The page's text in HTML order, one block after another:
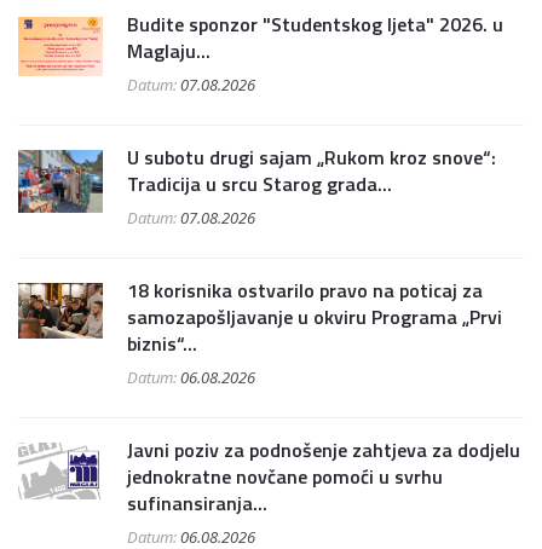
Budite sponzor "Studentskog ljeta" 2026. u
Maglaju...
Datum:07.08.2026
U subotu drugi sajam „Rukom kroz snove“:
Tradicija u srcu Starog grada...
Datum:07.08.2026
18 korisnika ostvarilo pravo na poticaj za
samozapošljavanje u okviru Programa „Prvi
biznis“...
Datum:06.08.2026
Javni poziv za podnošenje zahtjeva za dodjelu
jednokratne novčane pomoći u svrhu
sufinansiranja...
Datum:06.08.2026